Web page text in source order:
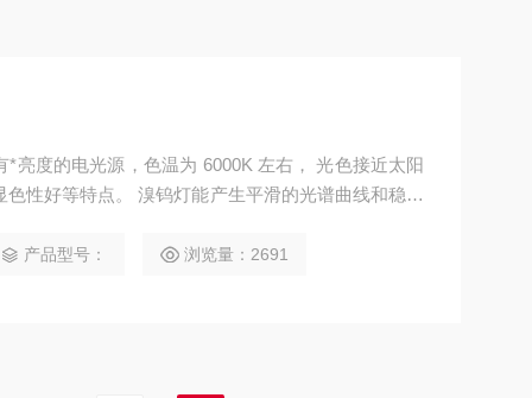
亮度的电光源，色温为 6000K 左右， 光色接近太阳
性好等特点。 溴钨灯能产生平滑的光谱曲线和稳定
高，光线越亮。
产品型号： 浏览量：2691